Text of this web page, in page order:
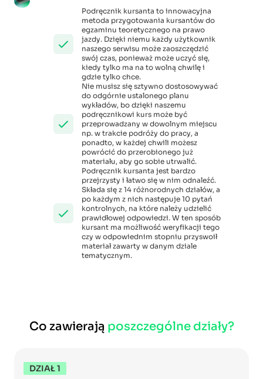
Podręcznik kursanta to innowacyjna
metoda przygotowania kursantów do
egzaminu teoretycznego na prawo
jazdy. Dzięki niemu każdy użytkownik
naszego serwisu może zaoszczędzić
swój czas, ponieważ może uczyć się,
kiedy tylko ma na to wolną chwilę i
gdzie tylko chce.
Nie musisz się sztywno dostosowywać
do odgórnie ustalonego planu
wykładów, bo dzięki naszemu
podręcznikowi kurs może być
przeprowadzany w dowolnym miejscu
np. w trakcie podróży do pracy, a
ponadto, w każdej chwili możesz
powrócić do przerobionego już
materiału, aby go sobie utrwalić.
Podręcznik kursanta jest bardzo
przejrzysty i łatwo się w nim odnaleźć.
Składa się z 14 różnorodnych działów, a
po każdym z nich następuje 10 pytań
kontrolnych, na które należy udzielić
prawidłowej odpowiedzi. W ten sposób
kursant ma możliwość weryfikacji tego
czy w odpowiednim stopniu przyswoił
materiał zawarty w danym dziale
tematycznym.
Co zawierają poszczególne działy?
DZIAŁ 1